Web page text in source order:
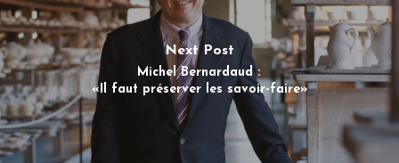
Next Post
Michel Bernardaud :
«Il faut préserver les savoir-faire»